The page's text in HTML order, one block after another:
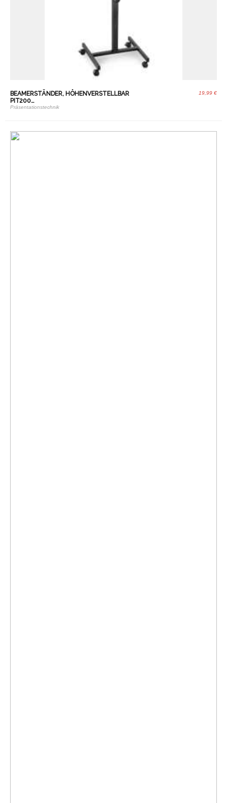
19,99 €
BEAMERSTÄNDER, HÖHENVERSTELLBAR
PIT200…
Präsentationstechnik